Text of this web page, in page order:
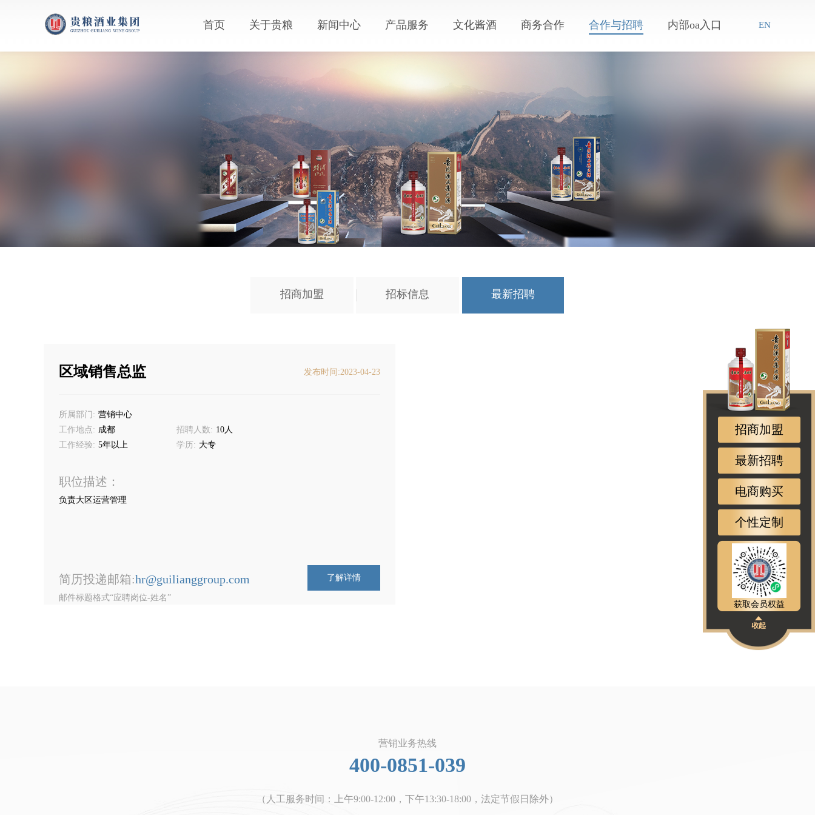
首页 关于贵粮
企业责任
联系我们
新闻中心
媒体报道
视频中心
产品服务
个性定制
会员中心
服务中心
文化酱酒
酱酒知识
商务合作 合作与招聘
最新招聘
内部oa入口 EN
招商加盟 招标信息 最新招聘
区域销售总监 发布时间:2023-04-23
所属部门: 营销中心
工作地点: 成都 招聘人数: 10人
工作经验: 5年以上 学历: 大专
职位描述：
负责大区运营管理
简历投递邮箱:hr@guilianggroup.com
邮件标题格式“应聘岗位-姓名”
了解详情
营销业务热线
400-0851-039
（人工服务时间：上午9:00-12:00，下午13:30-18:00，法定节假日除外）
招商加盟
最新招聘
电商购买
个性定制
获取会员权益